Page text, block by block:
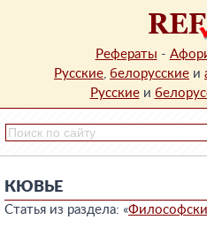
Рефераты -
Русские, белорусские и
Русскиеи
КЮВЬЕ
Статья из раздела: «